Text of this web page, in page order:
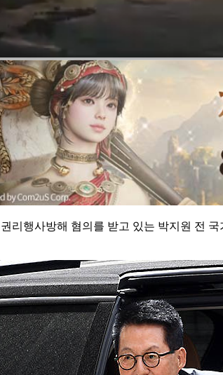
리행사방해 혐의를 받고 있는 박지원 전